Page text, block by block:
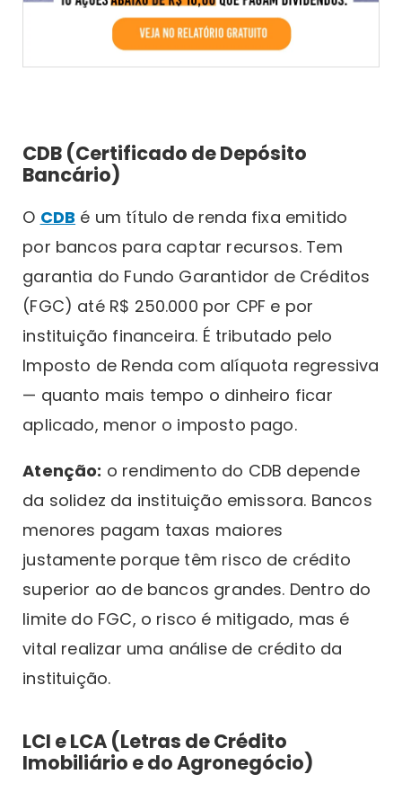
CDB (Certificado de Depósito
Bancário)
O CDB é um título de renda fixa emitido
por bancos para captar recursos. Tem
garantia do Fundo Garantidor de Créditos
(FGC) até R$ 250.000 por CPF e por
instituição financeira. É tributado pelo
Imposto de Renda com alíquota regressiva
— quanto mais tempo o dinheiro ficar
aplicado, menor o imposto pago.
Atenção: o rendimento do CDB depende
da solidez da instituição emissora. Bancos
menores pagam taxas maiores
justamente porque têm risco de crédito
superior ao de bancos grandes. Dentro do
limite do FGC, o risco é mitigado, mas é
vital realizar uma análise de crédito da
instituição.
LCI e LCA (Letras de Crédito
Imobiliário e do Agronegócio)